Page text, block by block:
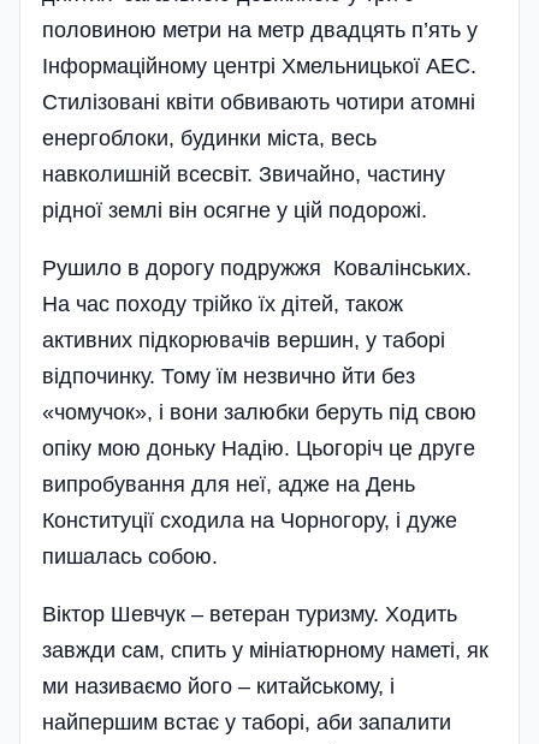
половиною метри на метр двадцять п’ять у
Інформаційному центрі Хмельницької АЕС.
Стилізовані квіти обвивають чотири атомні
енергоблоки, будинки міста, весь
навколишній всесвіт. Звичайно, частину
рідної землі він осягне у цій подорожі.
Рушило в дорогу подружжя Ковалінських.
На час походу трійко їх дітей, також
активних підкорювачів вершин, у таборі
відпочинку. Тому їм незвично йти без
«чомучок», і вони залюбки беруть під свою
опіку мою доньку Надію. Цьогоріч це друге
випробування для неї, адже на День
Конституції сходила на Чорногору, і дуже
пишалась собою.
Віктор Шевчук – ветеран туризму. Ходить
завжди сам, спить у мініатюрному наметі, як
ми називаємо його – китайському, і
найпершим встає у таборі, аби запалити